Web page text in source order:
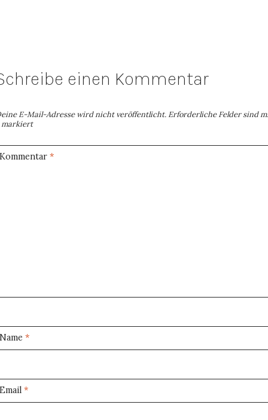
einen Kommentar
E-Mail-Adresse wird nicht veröffentlicht. Erforderliche Felder sind
markiert
Kommentar*
Name*
Email*